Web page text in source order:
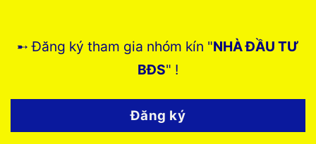
➸ Đăng ký tham gia nhóm kín "NHÀ ĐẦU TƯ
BĐS" !
Đăng ký